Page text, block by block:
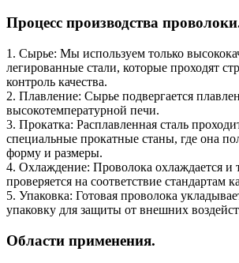
Процесс производства
1. Сырье: Мы используем только
легированные стали, которые проходят
контроль качества.
2. Плавление: Сырье подвергается
высокотемпературной печи.
3. Прокатка: Расплавленная сталь
специальные прокатные станы, где она
форму и размеры.
4. Охлаждение: Проволока охлаждается и
проверяется на соответствие стандартам
5. Упаковка: Готовая проволока
упаковку для защиты от внешних
Области применения.